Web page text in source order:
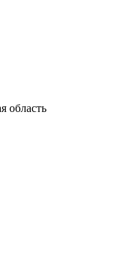
область